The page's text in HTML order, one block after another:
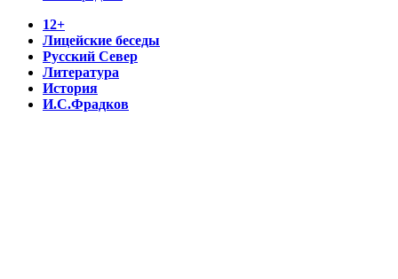
12+
Лицейские беседы
Русский Север
Литература
История
И.С.Фрадков